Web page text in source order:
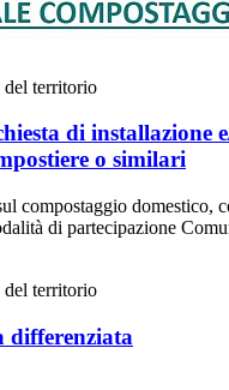
del territorio
di installazione
o similari
compostaggio domestico,
di partecipazione
del territorio
differenziata